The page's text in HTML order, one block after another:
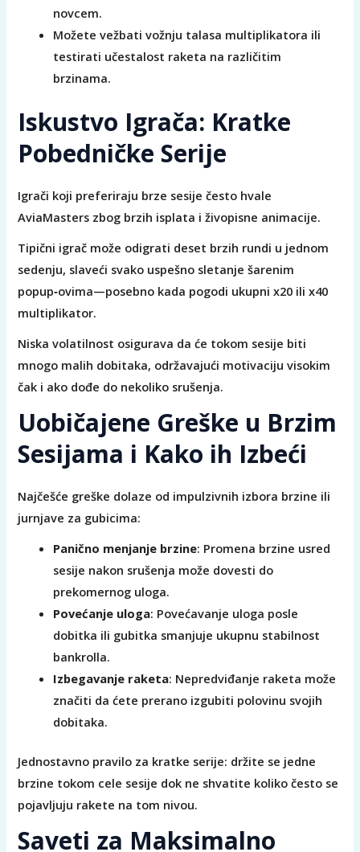
novcem.
Možete vežbati vožnju talasa multiplikatora ili
testirati učestalost raketa na različitim
brzinama.
Iskustvo Igrača: Kratke
Pobedničke Serije
Igrači koji preferiraju brze sesije često hvale
AviaMasters zbog brzih isplata i živopisne animacije.
Tipični igrač može odigrati deset brzih rundi u jednom
sedenju, slaveći svako uspešno sletanje šarenim
popup‑ovima—posebno kada pogodi ukupni x20 ili x40
multiplikator.
Niska volatilnost osigurava da će tokom sesije biti
mnogo malih dobitaka, održavajući motivaciju visokim
čak i ako dođe do nekoliko srušenja.
Uobičajene Greške u Brzim
Sesijama i Kako ih Izbeći
Najčešće greške dolaze od impulzivnih izbora brzine ili
jurnjave za gubicima:
Panično menjanje brzine: Promena brzine usred
sesije nakon srušenja može dovesti do
prekomernog uloga.
Povećanje uloga: Povećavanje uloga posle
dobitka ili gubitka smanjuje ukupnu stabilnost
bankrolla.
Izbegavanje raketa: Nepredviđanje raketa može
značiti da ćete prerano izgubiti polovinu svojih
dobitaka.
Jednostavno pravilo za kratke serije: držite se jedne
brzine tokom cele sesije dok ne shvatite koliko često se
pojavljuju rakete na tom nivou.
Saveti za Maksimalno